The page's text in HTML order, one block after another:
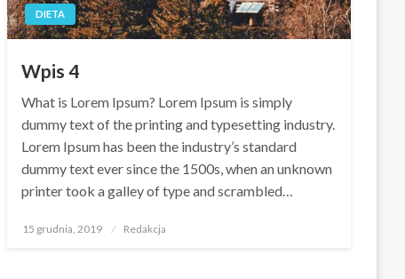
DIETA
Wpis 4
What is Lorem Ipsum? Lorem Ipsum is simply
dummy text of the printing and typesetting industry.
Lorem Ipsum has been the industry’s standard
dummy text ever since the 1500s, when an unknown
printer took a galley of type and scrambled…
Opublikowane
15 grudnia, 2019 Redakcja